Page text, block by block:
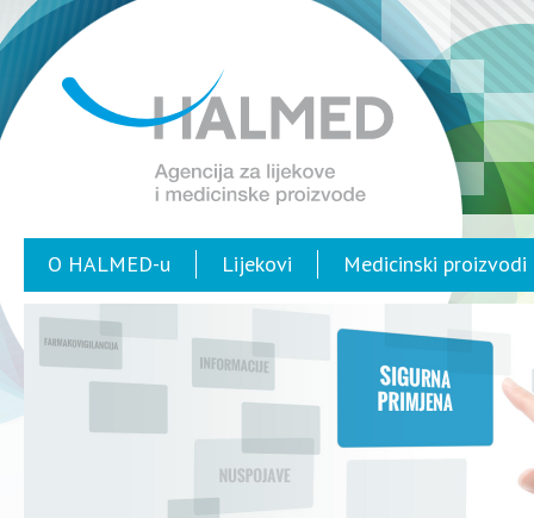
O HALMED-u Lijekovi Medicinski proizvodi